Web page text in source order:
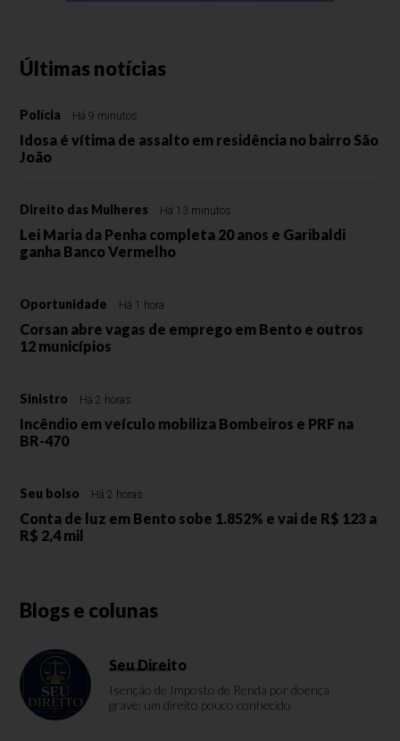
Últimas notícias
Polícia Há 9 minutos
Idosa é vítima de assalto em residência no bairro São
João
Direito das Mulheres Há 13 minutos
Lei Maria da Penha completa 20 anos e Garibaldi
ganha Banco Vermelho
Oportunidade Há 1 hora
Corsan abre vagas de emprego em Bento e outros
12 municípios
Sinistro Há 2 horas
Incêndio em veículo mobiliza Bombeiros e PRF na
BR-470
Seu bolso Há 2 horas
Conta de luz em Bento sobe 1.852% e vai de R$ 123 a
R$ 2,4 mil
Blogs e colunas
Seu Direito
Isenção de Imposto de Renda por doença
grave: um direito pouco conhecido